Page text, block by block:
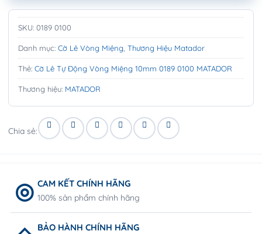
SKU: 0189 0100
Danh mục: Cờ Lê Vòng Miệng Thương Hiệu Matador
Thẻ: Cờ Lê Tự Động Vòng Miệng 10mm 0189 0100 MATADOR
Thương hiệu: MATADOR
Chia sẻ:
CAM KẾT CHÍNH HÃNG
100% sản phẩm chính hãng
BẢO HÀNH CHÍNH HÃNG